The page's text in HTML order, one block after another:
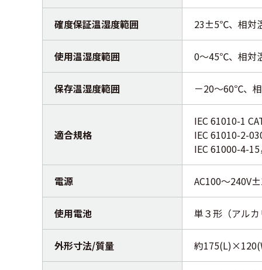
確度保証温湿度範囲 23±5℃、相対
使用温湿度範囲 0～45℃、相対
保存温湿度範囲 －20～60℃、
適合規格
IEC 61010-1
IEC 61010-2-
IEC 61000-4-
電源 AC100～
使用電池 単３形（アル
外形寸法/質量 約